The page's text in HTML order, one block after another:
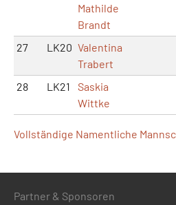
Mathilde
Brandt
27 LK20 Valentina
Trabert
28 LK21
Saskia
Wittke
Vollständige Namentliche
Partner & Sponsoren